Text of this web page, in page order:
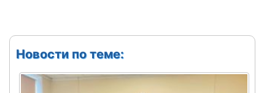
Новости по теме: